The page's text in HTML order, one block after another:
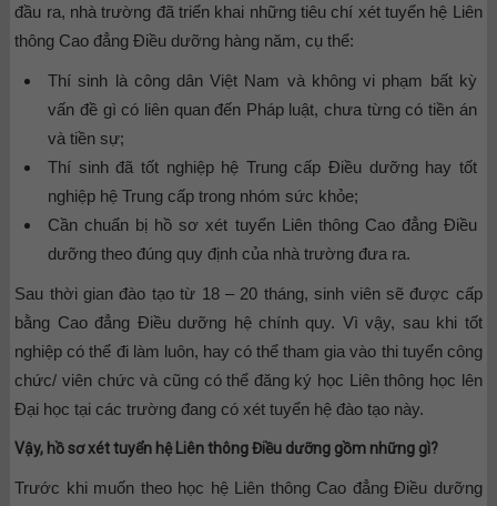
đầu ra, nhà trường đã triển khai những tiêu chí xét tuyển hệ Liên
thông Cao đẳng Điều dưỡng hàng năm, cụ thể:
Thí sinh là công dân Việt Nam và không vi phạm bất kỳ
vấn đề gì có liên quan đến Pháp luật, chưa từng có tiền án
và tiền sự;
Thí sinh đã tốt nghiệp hệ Trung cấp Điều dưỡng hay tốt
nghiệp hệ Trung cấp trong nhóm sức khỏe;
Cần chuẩn bị hồ sơ xét tuyển Liên thông Cao đẳng Điều
dưỡng theo đúng quy định của nhà trường đưa ra.
Sau thời gian đào tạo từ 18 – 20 tháng, sinh viên sẽ được cấp
bằng Cao đẳng Điều dưỡng hệ chính quy. Vì vậy, sau khi tốt
nghiệp có thể đi làm luôn, hay có thể tham gia vào thi tuyển công
chức/ viên chức và cũng có thể đăng ký học Liên thông học lên
Đại học tại các trường đang có xét tuyển hệ đào tạo này.
Vậy, hồ sơ xét tuyển hệ Liên thông Điều dưỡng gồm những gì?
Trước khi muốn theo học hệ Liên thông Cao đẳng Điều dưỡng